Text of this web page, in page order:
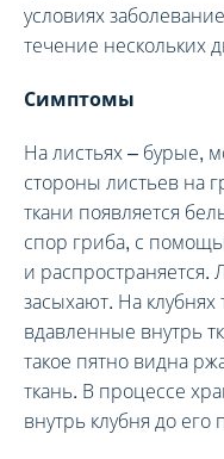
условиях
течение нескольких
Симптомы
На листьях – бурые,
стороны листьев на
ткани появляется
спор гриба, с
и распространяется.
засыхают. На
вдавленные внутрь
такое пятно видна
ткань. В процессе
внутрь клубня до